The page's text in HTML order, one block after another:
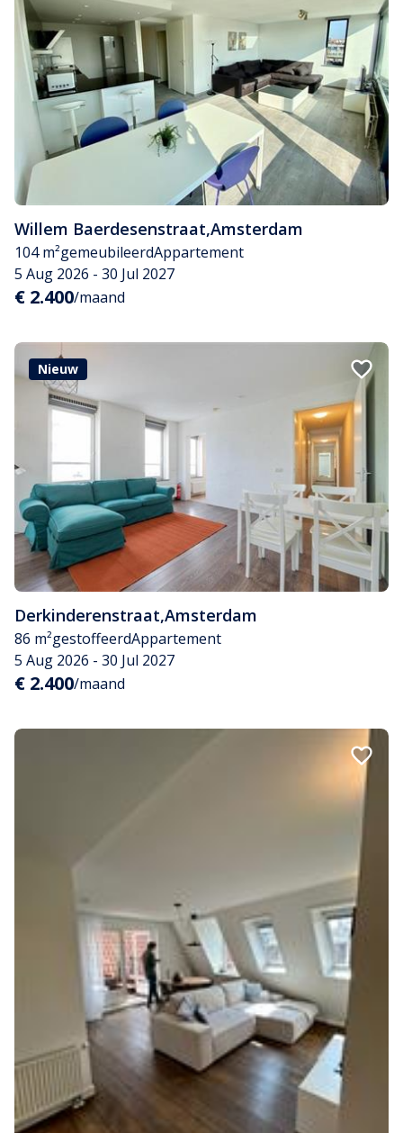
Willem Baerdesenstraat,Amsterdam
104 m²gemeubileerdAppartement
5 Aug 2026 - 30 Jul 2027
€ 2.400/maand
Nieuw
Derkinderenstraat,Amsterdam
86 m²gestoffeerdAppartement
5 Aug 2026 - 30 Jul 2027
€ 2.400/maand